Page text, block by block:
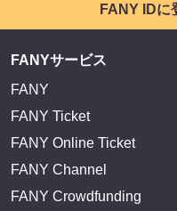
FANY IDに
FANYサービス
FANY
FANY Ticket
FANY Online Ticket
FANY Channel
FANY Crowdfunding